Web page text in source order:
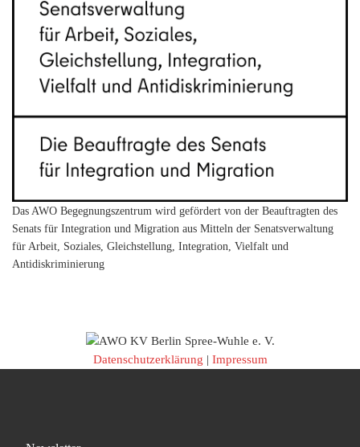
Das AWO Begegnungszentrum wird gefördert von der Beauftragten des
Senats für Integration und Migration aus Mitteln der Senatsverwaltung
für Arbeit, Soziales, Gleichstellung, Integration, Vielfalt und
Antidiskriminierung
Datenschutzerklärung | Impressum